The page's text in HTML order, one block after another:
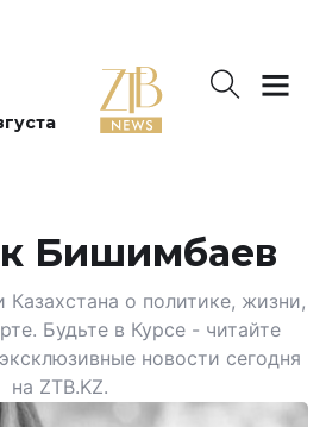
Бишимбаев
о политике, жизни,
Будьте в Курсе - читайте
новости сегодня
на ZTB.KZ.